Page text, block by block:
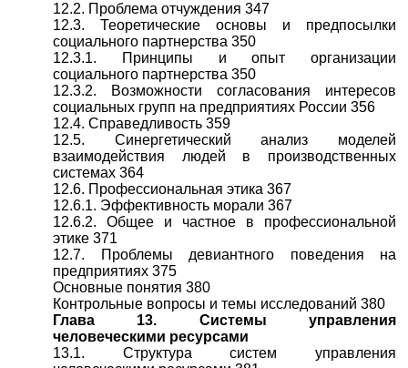
12.2. Проблема отчуждения 347
12.3. Теоретические основы и предпосылки
социального партнерства 350
12.3.1. Принципы и опыт организации
социального партнерства 350
12.3.2. Возможности согласования интересов
социальных групп на предприятиях России 356
12.4. Справедливость 359
12.5. Синергетический анализ моделей
взаимодействия людей в производственных
системах 364
12.6. Профессиональная этика 367
12.6.1. Эффективность морали 367
12.6.2. Общее и частное в профессиональной
этике 371
12.7. Проблемы девиантного поведения на
предприятиях 375
Основные понятия 380
Контрольные вопросы и темы исследований 380
Глава 13. Системы управления
человеческими ресурсами
13.1. Структура систем управления